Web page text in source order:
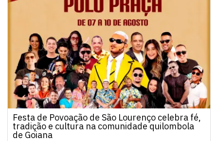
Festa de Povoação de São Lourenço celebra fé,
tradição e cultura na comunidade quilombola
de Goiana